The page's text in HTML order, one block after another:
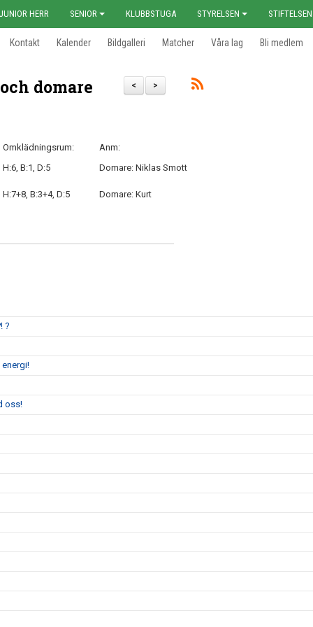
JUNIOR HERR SENIOR KLUBBSTUGA STYRELSEN
Kontakt Kalender Bildgalleri Matcher Våra lag Bli medlem
>
<
domare
Omklädningsrum:
Anm:
H:6, B:1, D:5 Domare: Niklas Smott
H:7+8, B:3+4, D:5 Domare: Kurt
?
oss!